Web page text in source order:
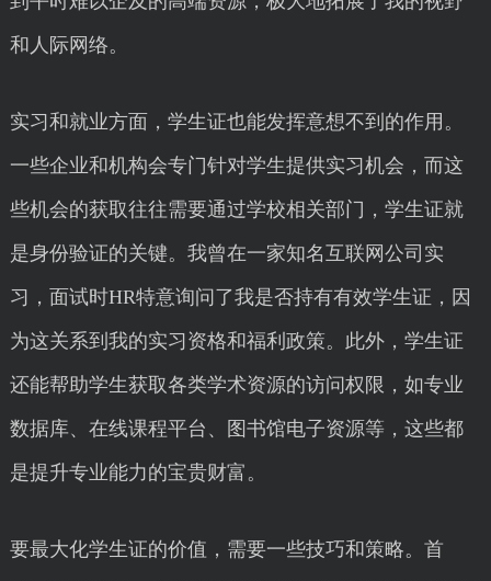
和人际网络。
实习和就业方面，学生证也能发挥意想不到的作用。
一些企业和机构会专门针对学生提供实习机会，而这
些机会的获取往往需要通过学校相关部门，学生证就
是身份验证的关键。我曾在一家知名互联网公司实
习，面试时HR特意询问了我是否持有有效学生证，因
为这关系到我的实习资格和福利政策。此外，学生证
还能帮助学生获取各类学术资源的访问权限，如专业
数据库、在线课程平台、图书馆电子资源等，这些都
是提升专业能力的宝贵财富。
要最大化学生证的价值，需要一些技巧和策略。首